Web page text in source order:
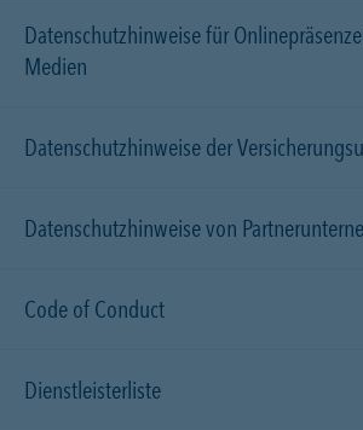
Datenschutzhinweise für
Medien
Datenschutzhinweise der
Datenschutzhinweise von
Code of Conduct
Dienstleisterliste